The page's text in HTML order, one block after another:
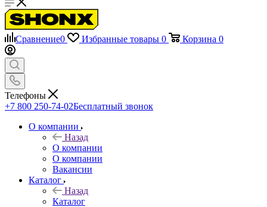
Сравнение0 Избранные товары 0 Корзина 0
Телефоны
+7 800 250-74-02Бесплатный звонок
О компании
Назад
О компании
О компании
Вакансии
Каталог
Назад
Каталог